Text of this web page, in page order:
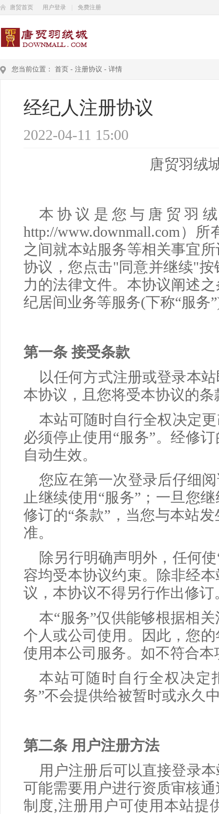
唐贸首页 用户登录 免费注册
您当前位置： 首页 - 注册协议 - 详情
经纪人注册协议
2022-04-11 15:00
唐贸羽绒
本协议是您与唐贸羽
http://www.downmall.com ）所
之间就本站服务等相关事宜
协议，您点击"同意并继续"按
力的法律文件。本协议阐述
纪居间业务等服务(下称“服务
第一条 接受条款
以任何方式注册或登录本
本协议，且您将受本协议的条
本站可随时自行全权决定
必须停止使用“服务”。经修
自动生效。
您应在第一次登录后仔细
止继续使用“服务”；一旦您
修订的“条款”，当您与本站
准。
除另行明确声明外，任何
容均受本协议约束。除非经
议，本协议不得另行作出修订
本“服务”仅供能够根据相
个人或公司使用。因此，您
使用本公司服务。如不符合
本站可随时自行全权决定
务”不会提供给被暂时或永久
第二条 用户注册方法
用户注册后可以直接登录
可能需要用户进行资质审核
制度,注册用户可使用本站提